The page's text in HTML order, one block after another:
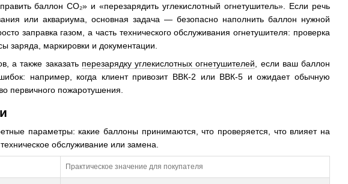
баллон CO₂» и «перезарядить углекислотный огнетушитель». Если речь
или аквариума, основная задача — безопасно наполнить баллон нужной
заправка газом, а часть технического обслуживания огнетушителя: проверка
заряда, маркировки и документации.
а также заказать перезарядку углекислотных огнетушителей , если ваш баллон
например, когда клиент привозит ВВК-2 или ВВК-5 и ожидает обычную
первичного пожаротушения.
параметры: какие баллоны принимаются, что проверяется, что влияет на
обслуживание или замена.
Практическое значение для покупателя